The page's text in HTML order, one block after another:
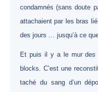
condamnés (sans doute
attachaient par les bras
des jours … jusqu’à ce
Et puis il y a le mur des
blocks. C’est une
taché du sang d’un